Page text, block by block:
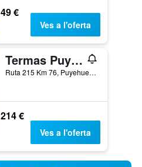
49 €
Ves a l'oferta
Termas Puyehue Wellness & Spa Resort
Ruta 215 Km 76, Puyehue, Xile
214 €
Ves a l'oferta